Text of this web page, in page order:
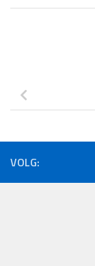
VOLG: